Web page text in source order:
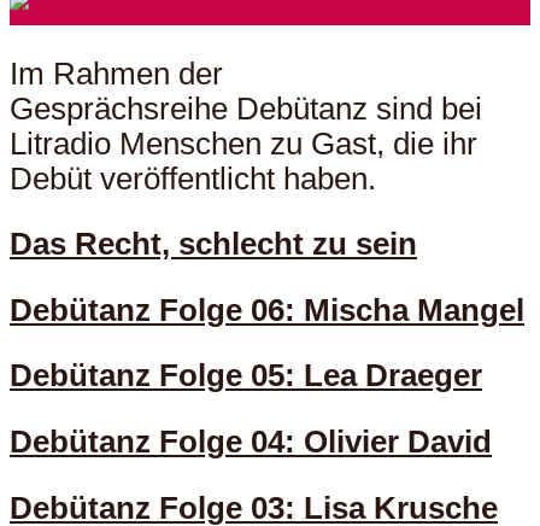
Im Rahmen der
Gesprächsreihe Debütanz sind bei
Litradio Menschen zu Gast, die ihr
Debüt veröffentlicht haben.
Das Recht, schlecht zu sein
Debütanz Folge 06: Mischa Mangel
Debütanz Folge 05: Lea Draeger
Debütanz Folge 04: Olivier David
Debütanz Folge 03: Lisa Krusche